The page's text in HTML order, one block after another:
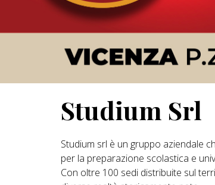
Studium Srl
Studium srl è un gruppo aziendale
per la preparazione scolastica e
Con oltre 100 sedi distribuite sul